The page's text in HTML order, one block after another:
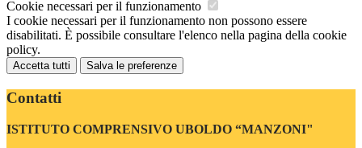
Cookie necessari per il funzionamento
I cookie necessari per il funzionamento non possono essere
disabilitati. È possibile consultare l'elenco nella pagina della cookie
policy.
Accetta tutti Salva le preferenze
Contatti
ISTITUTO COMPRENSIVO UBOLDO “MANZONI"